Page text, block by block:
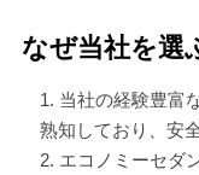
なぜ当社を選
当社の経験豊富
熟知しており、安
エコノミーセダ